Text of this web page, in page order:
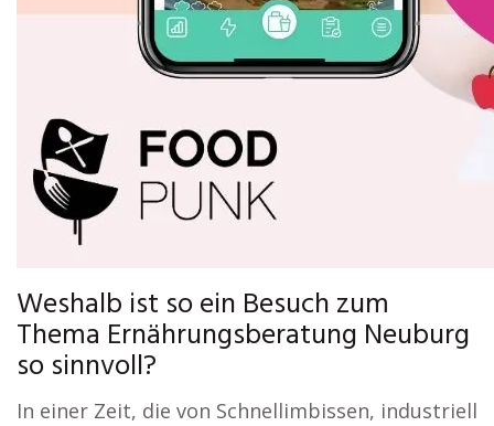
Weshalb ist so ein Besuch zum
Thema Ernährungsberatung Neuburg
so sinnvoll?
In einer Zeit, die von Schnellimbissen, industriell